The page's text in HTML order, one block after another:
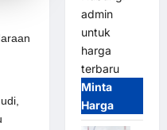
admin
untuk
harga
terbaru
Minta
Harga